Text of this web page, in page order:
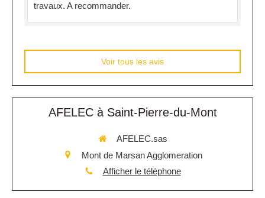
travaux. A recommander.
Voir tous les avis
AFELEC à Saint-Pierre-du-Mont
AFELEC.sas
Mont de Marsan Agglomeration
Afficher le téléphone